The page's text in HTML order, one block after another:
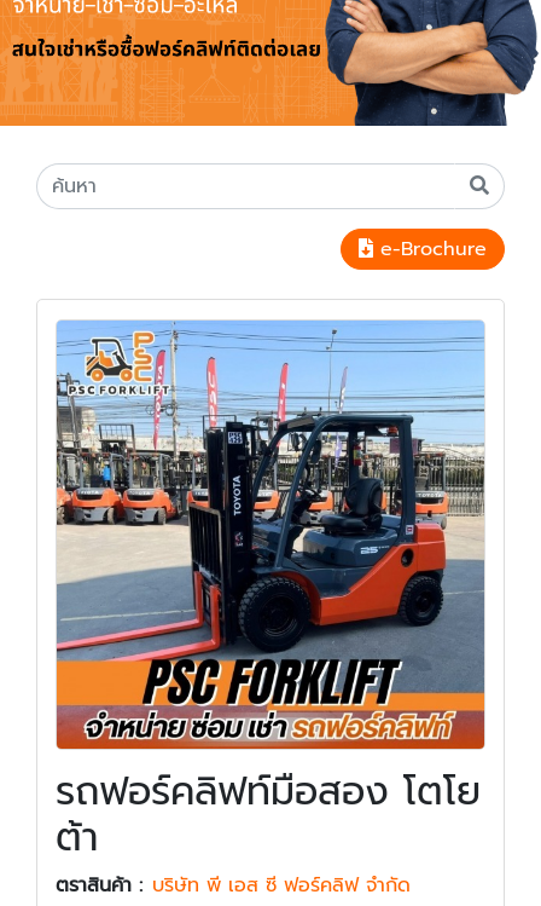
e-Brochure
รถฟอร์คลิฟท์มือสอง โตโย
ต้า
ตราสินค้า : บริษัท พี เอส ซี ฟอร์คลิฟ จำกัด